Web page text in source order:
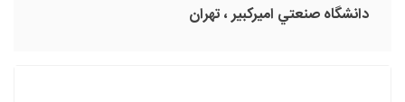
دانشگاه صنعتي اميرکبير ، تهران